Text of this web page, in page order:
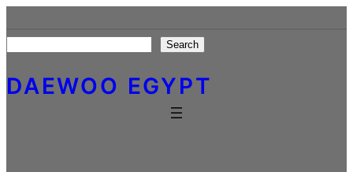
to
content
Search
DAEWOO EGYPT